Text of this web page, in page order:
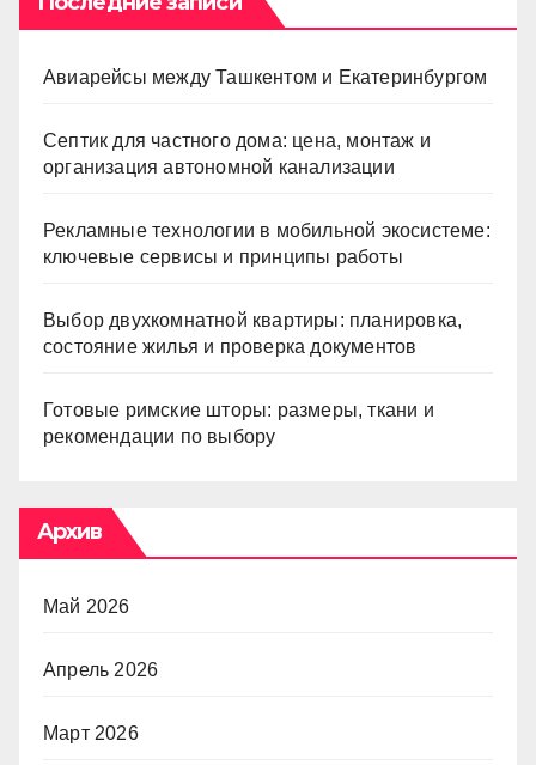
Авиарейсы между Ташкентом и Екатеринбургом
Септик для частного дома: цена, монтаж и
организация автономной канализации
Рекламные технологии в мобильной экосистеме:
ключевые сервисы и принципы работы
Выбор двухкомнатной квартиры: планировка,
состояние жилья и проверка документов
Готовые римские шторы: размеры, ткани и
рекомендации по выбору
Архив
Май 2026
Апрель 2026
Март 2026